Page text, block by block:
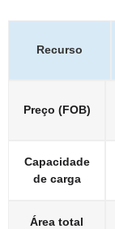
Recurso
Preço (FOB)
Capacidade
de carga
Área total